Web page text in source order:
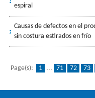
espiral
Causas de defectos en el
sin costura estirados en frío
Page(s): 1 ... 71 72 73